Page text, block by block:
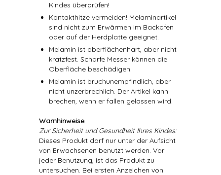
Kindes überprüfen!
Kontakthitze vermeiden! Melaminartikel
sind nicht zum Erwärmen im Backofen
oder auf der Herdplatte geeignet.
Melamin ist oberflächenhart, aber nicht
kratzfest. Scharfe Messer können die
Oberfläche beschädigen.
Melamin ist bruchunempfindlich, aber
nicht unzerbrechlich. Der Artikel kann
brechen, wenn er fallen gelassen wird.
Warnhinweise
Zur Sicherheit und Gesundheit Ihres Kindes:
Dieses Produkt darf nur unter der Aufsicht
von Erwachsenen benutzt werden. Vor
jeder Benutzung, ist das Produkt zu
untersuchen. Bei ersten Anzeichen von